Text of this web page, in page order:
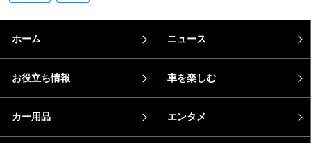
ホーム ニュース
お役立ち情報 車を楽しむ
カー用品 エンタメ